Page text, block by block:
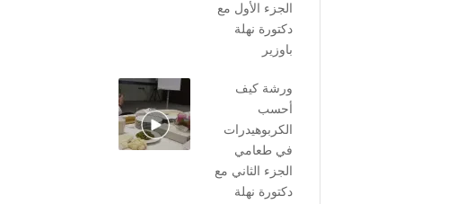
الجزء الأول مع
دكتورة نهلة
باوزير
ورشة كيف
أحسب
الكربوهيدرات
في طعامي
الجزء الثاني مع
دكتورة نهلة